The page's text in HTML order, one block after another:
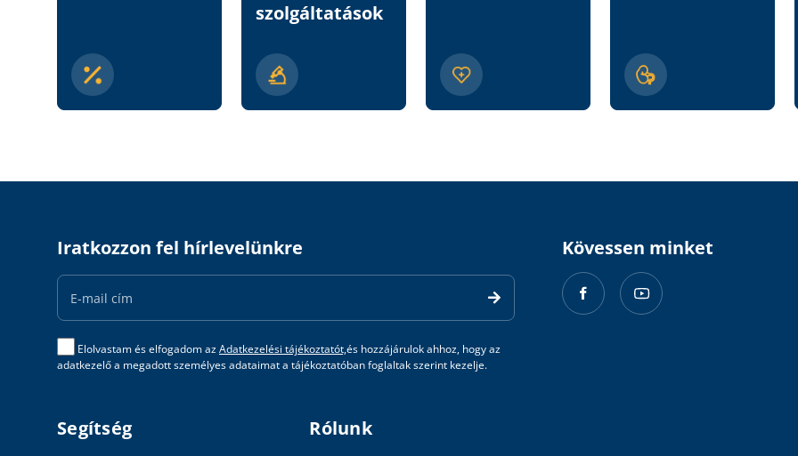
szolgáltatások
Iratkozzon fel hírlevelünkre
Email
Address
Elolvastam és elfogadom azAdatkezelési tájékoztatót,és hozzájárulok ahhoz, hogy az
adatkezelő a megadott személyes adataimat a tájékoztatóban foglaltak szerint kezelje.
Kövessen minket
Segítség Rólunk